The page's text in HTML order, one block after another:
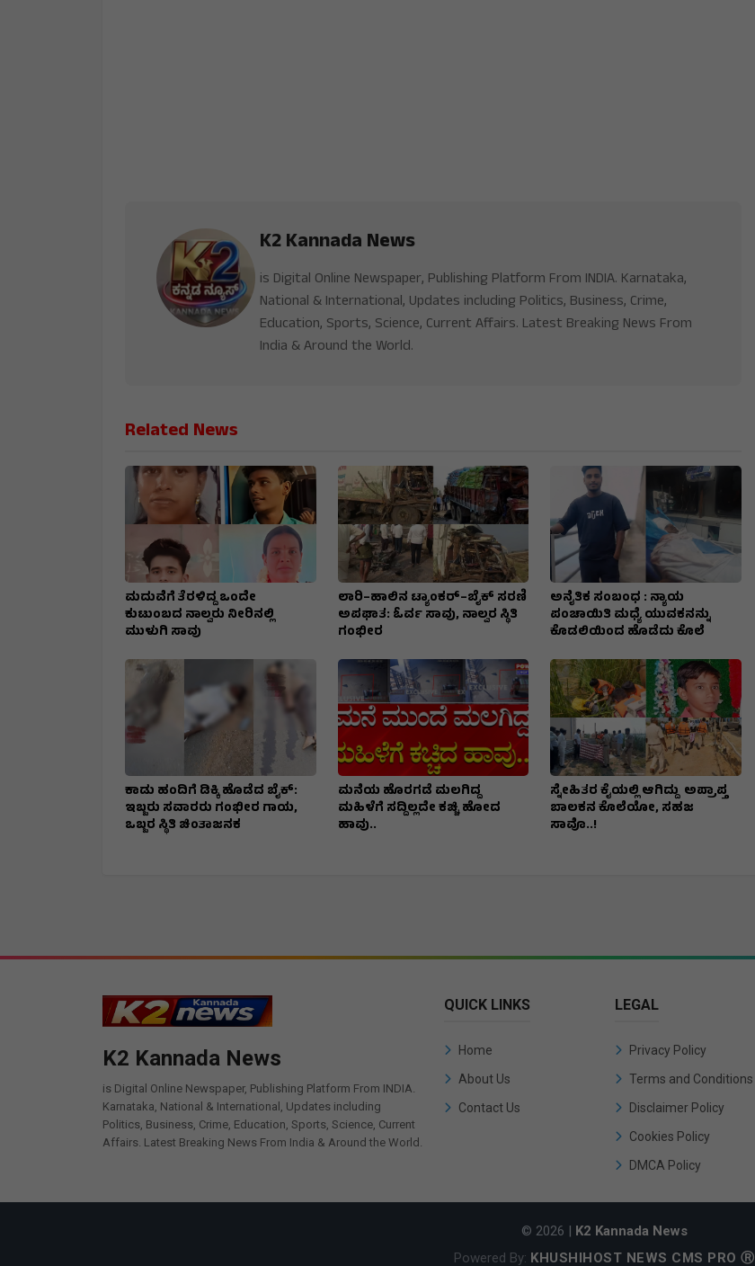
K2 Kannada News
is Digital Online Newspaper, Publishing Platform From INDIA. Karnataka,
National & International, Updates including Politics, Business, Crime,
Education, Sports, Science, Current Affairs. Latest Breaking News From
India & Around the World.
Related News
ಮದುವೆಗೆ ತೆರಳಿದ್ದ ಒಂದೇ
ಕುಟುಂಬದ ನಾಲ್ವರು ನೀರಿನಲ್ಲಿ
ಮುಳುಗಿ ಸಾವು
ಲಾರಿ–ಹಾಲಿನ ಟ್ಯಾಂಕರ್–ಬೈಕ್ ಸರಣಿ
ಅಪಘಾತ: ಓರ್ವ ಸಾವು, ನಾಲ್ವರ ಸ್ಥಿತಿ
ಗಂಭೀರ
ಅನೈತಿಕ ಸಂಬಂಧ : ನ್ಯಾಯ
ಪಂಚಾಯಿತಿ ಮಧ್ಯೆ ಯುವಕನನ್ನು
ಕೊಡಲಿಯಿಂದ ಹೊಡೆದು ಕೊಲೆ
ಕಾಡು ಹಂದಿಗೆ ಡಿಕ್ಕಿ ಹೊಡೆದ ಬೈಕ್:
ಇಬ್ಬರು ಸವಾರರು ಗಂಭೀರ ಗಾಯ,
ಒಬ್ಬರ ಸ್ಥಿತಿ ಚಿಂತಾಜನಕ
ಮನೆಯ ಹೊರಗಡೆ ಮಲಗಿದ್ದ
ಮಹಿಳೆಗೆ ಸದ್ದಿಲ್ಲದೇ ಕಚ್ಚಿ ಹೋದ
ಹಾವು..
ಸ್ನೇಹಿತರ ಕೈಯಲ್ಲಿ ಆಗಿದ್ದು ಅಪ್ರಾಪ್ತ
ಬಾಲಕನ ಕೊಲೆಯೋ‌, ಸಹಜ
ಸಾವೊ..!
K2 Kannada News
is Digital Online Newspaper, Publishing Platform From INDIA.
Karnataka, National & International, Updates including
Politics, Business, Crime, Education, Sports, Science, Current
Affairs. Latest Breaking News From India & Around the World.
QUICK LINKS
Home
About Us
Contact Us
LEGAL
Privacy Policy
Terms and Conditions
Disclaimer Policy
Cookies Policy
DMCA Policy
© 2026 | K2 Kannada News
Powered By: KHUSHIHOST NEWS CMS PRO Ⓡ